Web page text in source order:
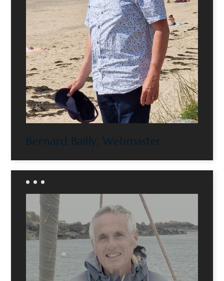
Bernard Bailly, Webmaster